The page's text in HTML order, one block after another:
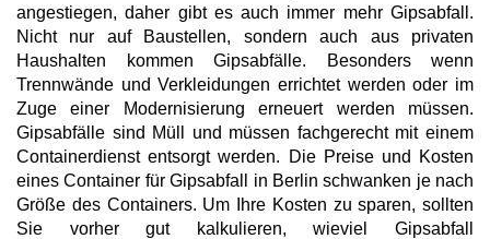
angestiegen, daher gibt es auch immer mehr Gipsabfall.
Nicht nur auf Baustellen, sondern auch aus privaten
Haushalten kommen Gipsabfälle. Besonders wenn
Trennwände und Verkleidungen errichtet werden oder im
Zuge einer Modernisierung erneuert werden müssen.
Gipsabfälle sind Müll und müssen fachgerecht mit einem
Containerdienst entsorgt werden. Die Preise und Kosten
eines Container für Gipsabfall in Berlin schwanken je nach
Größe des Containers. Um Ihre Kosten zu sparen, sollten
Sie vorher gut kalkulieren, wieviel Gipsabfall